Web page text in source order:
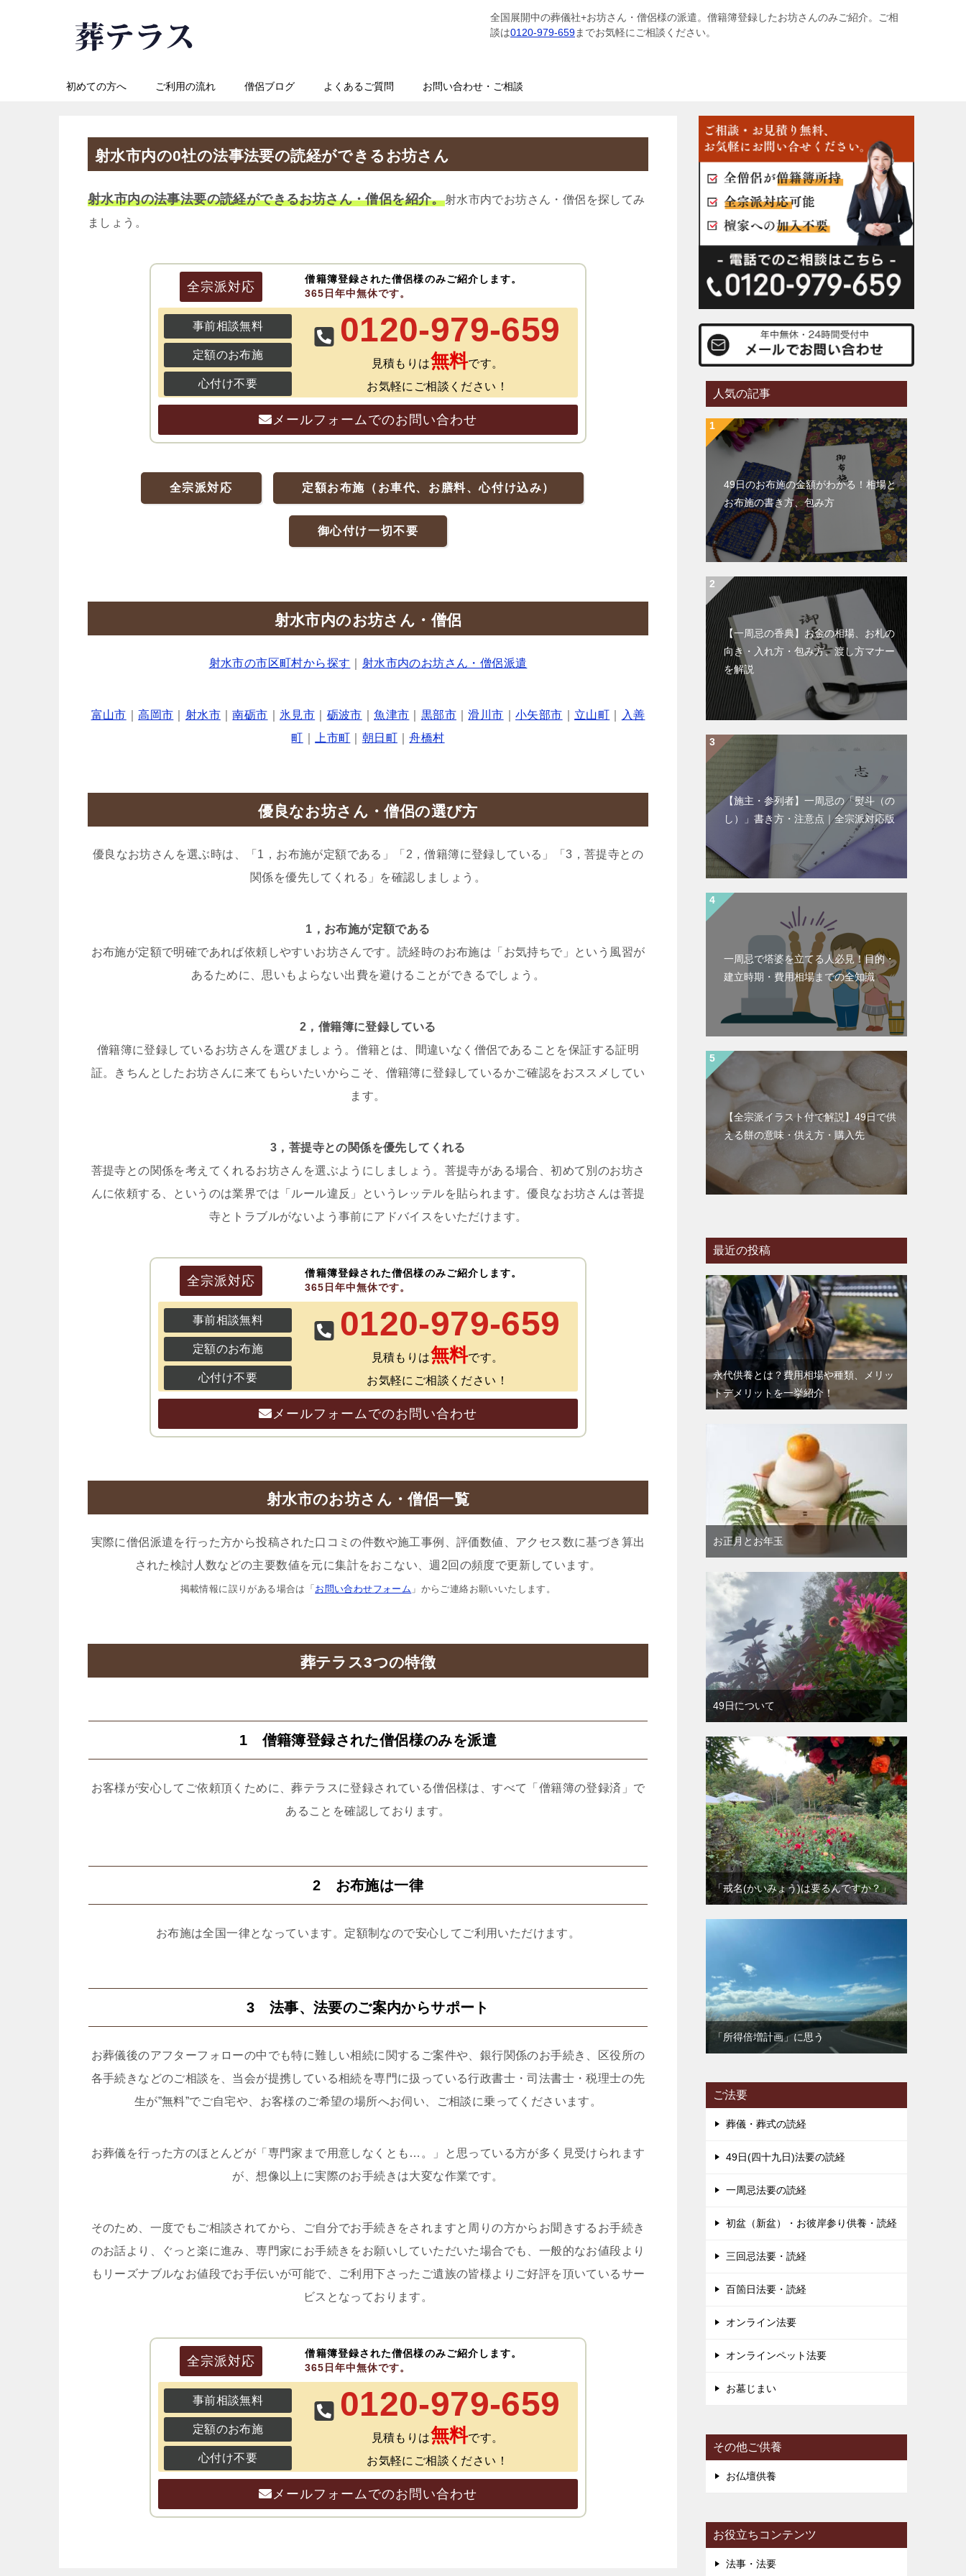
全国展開中の葬儀社+お坊さん・僧侶様の派遣。僧籍簿登録したお坊さんのみご紹介。ご相
談は0120-979-659までお気軽にご相談ください。
初めての方へ ご利用の流れ 僧侶ブログ よくあるご質問 お問い合わせ・ご相談
射水市内の0社の法事法要の読経ができるお坊さん
射水市内の法事法要の読経ができるお坊さん・僧侶を紹介。射水市内でお坊さん・僧侶を探してみ
ましょう。
全宗派対応
僧籍簿登録された僧侶様のみご紹介します。
365日年中無休です。
事前相談無料
定額のお布施
心付け不要
0120-979-659
見積もりは無料です。
お気軽にご相談ください！
メールフォームでのお問い合わせ
全宗派対応 定額お布施（お車代、お膳料、心付け込み）
御心付け一切不要
射水市内のお坊さん・僧侶
射水市の市区町村から探す 射水市内のお坊さん・僧侶派遣
富山市 ｜高岡市 射水市｜南砺市 氷見市 砺波市 ｜魚津市 黒部市 ｜滑川市 ｜小矢部市 立山町
入善
町
上市町 朝日町 ｜舟橋村
優良なお坊さん・僧侶の選び方
優良なお坊さんを選ぶ時は、「1，お布施が定額である」「2，僧籍簿に登録している」「3，菩提寺との
関係を優先してくれる」を確認しましょう。
1，お布施が定額である
お布施が定額で明確であれば依頼しやすいお坊さんです。読経時のお布施は「お気持ちで」という風習が
あるために、思いもよらない出費を避けることができるでしょう。
2，僧籍簿に登録している
僧籍簿に登録しているお坊さんを選びましょう。僧籍とは、間違いなく僧侶であることを保証する証明
証。きちんとしたお坊さんに来てもらいたいからこそ、僧籍簿に登録しているかご確認をおススメしてい
ます。
3，菩提寺との関係を優先してくれる
菩提寺との関係を考えてくれるお坊さんを選ぶようにしましょう。菩提寺がある場合、初めて別のお坊さ
んに依頼する、というのは業界では「ルール違反」というレッテルを貼られます。優良なお坊さんは菩提
寺とトラブルがないよう事前にアドバイスをいただけます。
全宗派対応
僧籍簿登録された僧侶様のみご紹介します。
365日年中無休です。
事前相談無料
定額のお布施
心付け不要
0120-979-659
見積もりは無料です。
お気軽にご相談ください！
メールフォームでのお問い合わせ
射水市のお坊さん・僧侶一覧
実際に僧侶派遣を行った方から投稿された口コミの件数や施工事例、評価数値、アクセス数に基づき算出
された検討人数などの主要数値を元に集計をおこない、週2回の頻度で更新しています。
掲載情報に誤りがある場合は「 お問い合わせフォーム 」からご連絡お願いいたします。
葬テラス3つの特徴
1 僧籍簿登録された僧侶様のみを派遣
お客様が安心してご依頼頂くために、葬テラスに登録されている僧侶様は、すべて「僧籍簿の登録済」で
あることを確認しております。
2 お布施は一律
お布施は全国一律となっています。定額制なので安心してご利用いただけます。
3 法事、法要のご案内からサポート
お葬儀後のアフターフォローの中でも特に難しい相続に関するご案件や、銀行関係のお手続き、区役所の
各手続きなどのご相談を、当会が提携している相続を専門に扱っている行政書士・司法書士・税理士の先
生が”無料”でご自宅や、お客様のご希望の場所へお伺い、ご相談に乗ってくださいます。
お葬儀を行った方のほとんどが「専門家まで用意しなくとも…。」と思っている方が多く見受けられます
が、想像以上に実際のお手続きは大変な作業です。
そのため、一度でもご相談されてから、ご自分でお手続きをされますと周りの方からお聞きするお手続き
のお話より、ぐっと楽に進み、専門家にお手続きをお願いしていただいた場合でも、一般的なお値段より
もリーズナブルなお値段でお手伝いが可能で、ご利用下さったご遺族の皆様よりご好評を頂いているサー
ビスとなっております。
全宗派対応
僧籍簿登録された僧侶様のみご紹介します。
365日年中無休です。
事前相談無料
定額のお布施
心付け不要
0120-979-659
見積もりは無料です。
お気軽にご相談ください！
メールフォームでのお問い合わせ
人気の記事
49日のお布施の金額がわかる！相場と
お布施の書き方、包み方
【一周忌の香典】お金の相場、お札の
向き・入れ方・包み方、渡し方マナー
を解説
【施主・参列者】一周忌の「熨斗（の
し）」書き方・注意点｜全宗派対応版
一周忌で塔婆を立てる人必見！目的・
建立時期・費用相場までの全知識
【全宗派イラスト付で解説】49日で供
える餅の意味・供え方・購入先
最近の投稿
永代供養とは？費用相場や種類、メリッ
トデメリットを一挙紹介！
お正月とお年玉
49日について
「戒名(かいみょう)は要るんですか？」
「所得倍増計画」に思う
ご法要
葬儀・葬式の読経
49日(四十九日)法要の読経
一周忌法要の読経
初盆（新盆）・お彼岸参り供養・読経
三回忌法要・読経
百箇日法要・読経
オンライン法要
オンラインペット法要
お墓じまい
その他ご供養
お仏壇供養
お役立ちコンテンツ
法事・法要